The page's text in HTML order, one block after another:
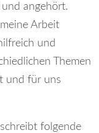
angehört.
Arbeit
und
Themen
und für uns
folgende